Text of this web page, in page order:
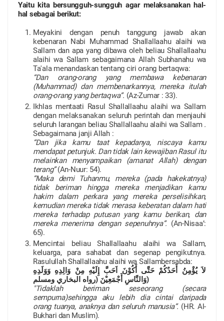
Yaitu kita bersungguh-sungguh agar melaksanakan hal-
hal sebagai berikut:
Meyakini dengan penuh tanggung jawab akan
kebenaran Nabi Muhammad Shallallaahu alaihi wa
Sallam dan apa yang dibawa oleh beliau Shallallaahu
alaihi wa Sallam sebagaimana Allah Subhanahu wa
Ta'ala menandaskan tentang ciri orang bertaqwa:
“Dan orang-orang yang membawa kebenaran
(Muhammad) dan membenarkannya, mereka itulah
orang-orang yang bertaqwa”. (Az-Zumar : 33).
Ikhlas mentaati Rasul Shallallaahu alaihi wa Sallam
dengan melaksanakan seluruh perintah dan menjauhi
seluruh larangan beliau Shallallaahu alaihi wa Sallam .
Sebagaimana janji Allah :
“Dan jika kamu taat kepadanya, niscaya kamu
mendapat petunjuk. Dan tidak lain kewajiban Rasul itu
melainkan menyampaikan (amanat Allah) dengan
terang”(An-Nuur: 54).
“Maka demi Tuhanmu, mereka (pada hakekatnya)
tidak beriman hingga mereka menjadikan kamu
hakim dalam perkara yang mereka perselisihkan,
kemudian mereka tidak merasa keberatan dalam hati
mereka terhadap putusan yang kamu berikan, dan
mereka menerima dengan sepenuhnya”. (An-Nisaa’:
65).
Mencintai beliau Shallallaahu alaihi wa Sallam,
keluarga, para sahabat dan segenap pengikutnya.
Rasulullah Shallallaahu alaihi wa Sallambersabda:
لاَ يُؤْمِنُ أَحَدُكُمْ حَتَّى أَكُوْنَ اَحَبَّ إِلَيْهِ مِنْ وَالِدِهِ وَوَلَدِهِ
وَالنَّاسِ أَجْمَعِيْنَ (رواه البخاري ومسلم)
"Tidaklah beriman seseorang (secara
sempurna)sehingga aku lebih dia cintai daripada
orang tuanya, anaknya dan seluruh manusia”. (HR. Al-
Bukhari dan Muslim).